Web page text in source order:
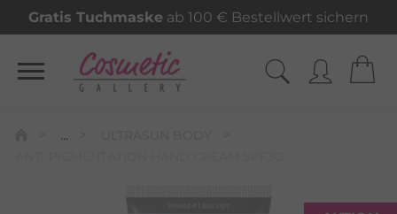
Gratis Tuchmaske ab 100 € Bestellwert sichern
...